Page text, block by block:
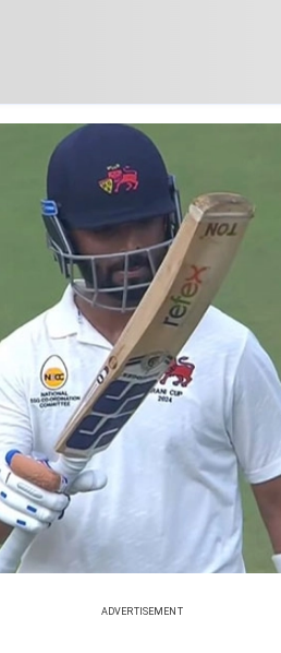
ADVERTISEMENT